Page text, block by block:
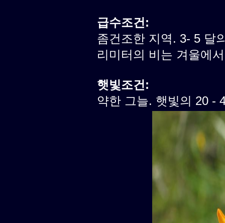
급수조건:
좀건조한 지역. 3- 5 달
리미터의 비는 겨울에
햇빛조건:
약한 그늘. 햇빛의 20 -